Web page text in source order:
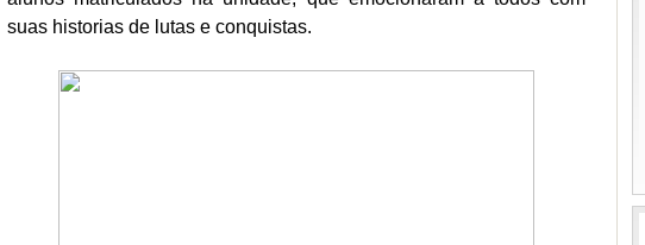
suas historias de lutas e conquistas.